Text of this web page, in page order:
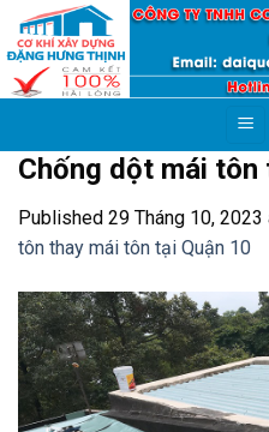
Skip
content
Chống dột mái tôn
Published 29 Tháng 10, 2023
tôn thay mái tôn tại Quận 10